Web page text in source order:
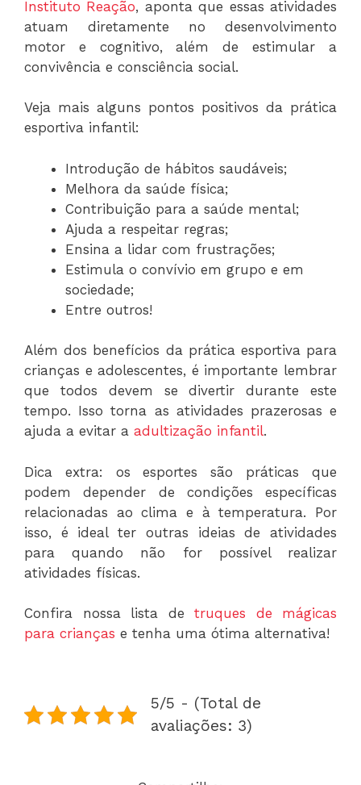
Instituto Reação, aponta que essas atividades
atuam diretamente no desenvolvimento
motor e cognitivo, além de estimular a
convivência e consciência social.
Veja mais alguns pontos positivos da prática
esportiva infantil:
Introdução de hábitos saudáveis;
Melhora da saúde física;
Contribuição para a saúde mental;
Ajuda a respeitar regras;
Ensina a lidar com frustrações;
Estimula o convívio em grupo e em
sociedade;
Entre outros!
Além dos benefícios da prática esportiva para
crianças e adolescentes, é importante lembrar
que todos devem se divertir durante este
tempo. Isso torna as atividades prazerosas e
ajuda a evitar a adultização infantil.
Dica extra: os esportes são práticas que
podem depender de condições específicas
relacionadas ao clima e à temperatura. Por
isso, é ideal ter outras ideias de atividades
para quando não for possível realizar
atividades físicas.
Confira nossa lista de truques de mágicas
para crianças e tenha uma ótima alternativa!
5/5 - (Total de
avaliações: 3)